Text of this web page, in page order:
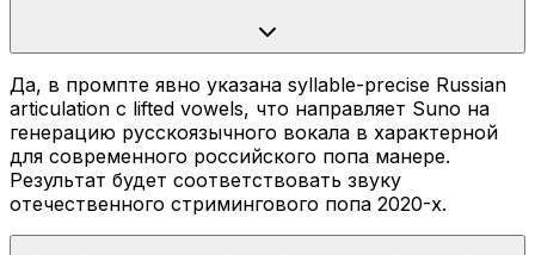
Да, в промпте явно указана syllable-precise Russian
articulation с lifted vowels, что направляет Suno на
генерацию русскоязычного вокала в характерной
для современного российского попа манере.
Результат будет соответствовать звуку
отечественного стримингового попа 2020-х.